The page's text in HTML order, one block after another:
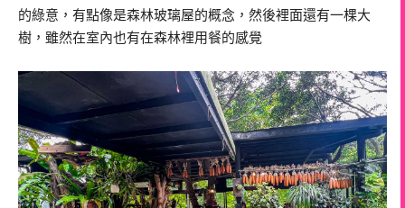
的綠意，有點像是森林玻璃屋的概念，然後裡面還有一棵大
樹，雖然在室內也有在森林裡用餐的感覺